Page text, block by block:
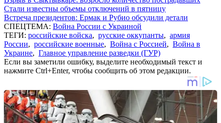
Стали известны объемы отключений в пятницу
Встреча президентов: Ермак и Рубио обсудили детали
СПЕЦТЕМА: Война России с Украиной
ТЕГИ: российские войска, русские оккупанты, армия
России, российские военные, Война с Россией, Война в
Украине, Главное управление разведки (ГУР)
Если вы заметили ошибку, выделите необходимый текст и
нажмите Ctrl+Enter, чтобы сообщить об этом редакции.